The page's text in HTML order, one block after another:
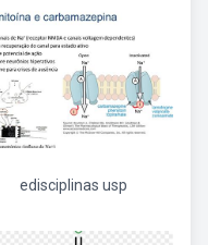
edisciplinas usp